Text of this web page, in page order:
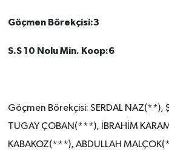
Göçmen Börekçisi:3
S.S 10 Nolu Min. Koop:6
Göçmen Börekçisi: SERDAL NAZ(**),
TUGAY ÇOBAN(***), İBRAHİM
KABAKOZ(***), ABDULLAH